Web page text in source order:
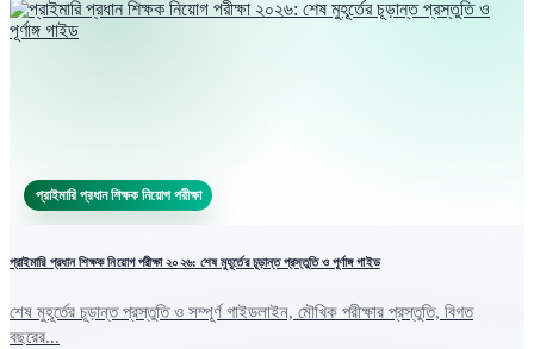
প্রাইমারি প্রধান শিক্ষক নিয়োগ পরীক্ষা
প্রাইমারি প্রধান শিক্ষক নিয়োগ পরীক্ষা ২০২৬: শেষ মুহূর্তের চূড়ান্ত প্রস্তুতি ও পূর্ণাঙ্গ গাইড
শেষ মুহূর্তের চূড়ান্ত প্রস্তুতি ও সম্পূর্ণ গাইডলাইন, মৌখিক পরীক্ষার প্রস্তুতি, বিগত
বছরের...